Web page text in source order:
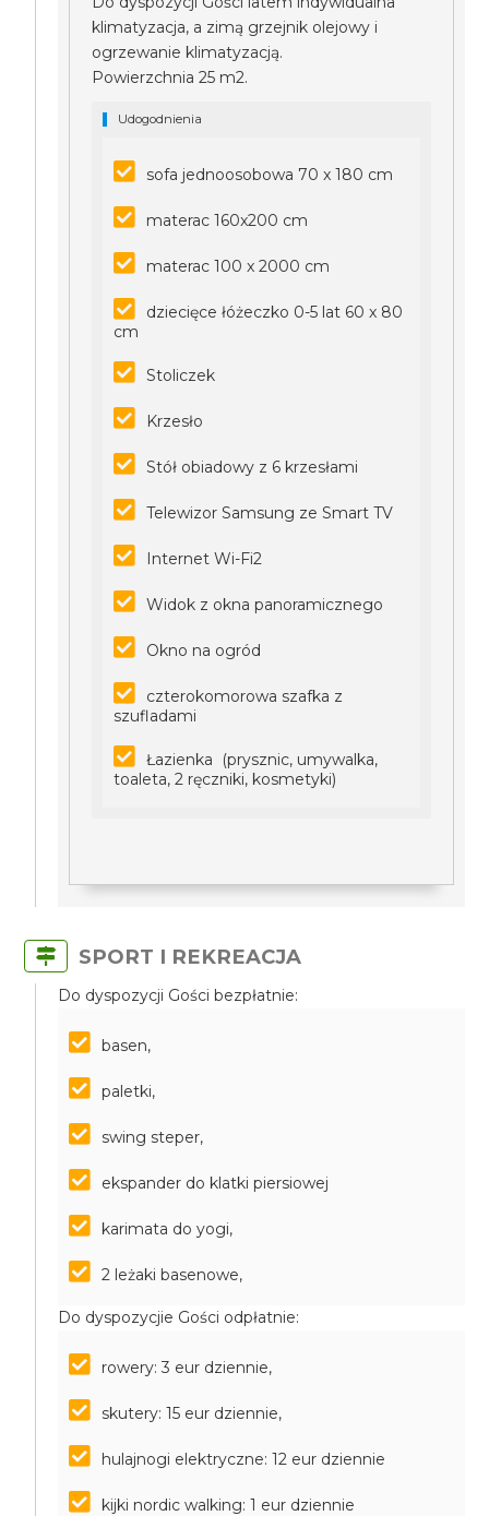
klimatyzacja, a zimą grzejnik olejowy i
ogrzewanie klimatyzacją.
Powierzchnia 25 m2.
Udogodnienia
sofa jednoosobowa 70 x 180 cm
materac 160x200 cm
materac 100 x 2000 cm
dziecięce łóżeczko 0-5 lat 60 x 80
cm
Stoliczek
Krzesło
Stół obiadowy z 6 krzesłami
Telewizor Samsung ze Smart TV
Internet Wi-Fi2
Widok z okna panoramicznego
Okno na ogród
czterokomorowa szafka z
szufladami
Łazienka (prysznic, umywalka,
toaleta, 2 ręczniki, kosmetyki)
SPORT I REKREACJA
Do dyspozycji Gości bezpłatnie:
basen,
paletki,
swing steper,
ekspander do klatki piersiowej
karimata do yogi,
2 leżaki basenowe,
Do dyspozycjie Gości odpłatnie:
rowery: 3 eur dziennie,
skutery: 15 eur dziennie,
hulajnogi elektryczne: 12 eur dziennie
kijki nordic walking: 1 eur dziennie